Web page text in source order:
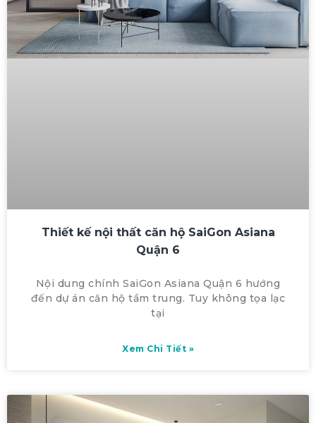
Thiết kế nội thất căn hộ SaiGon Asiana
Quận 6
Nội dung chính SaiGon Asiana Quận 6 hướng
đến dự án căn hộ tầm trung. Tuy không tọa lạc
tại
Xem Chi Tiết »